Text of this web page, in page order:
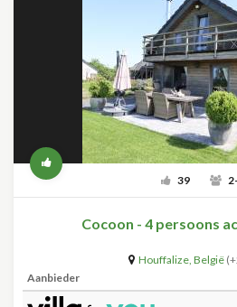
39
Cocoon - 4 persoons
Houffalize, België
Aanbieder